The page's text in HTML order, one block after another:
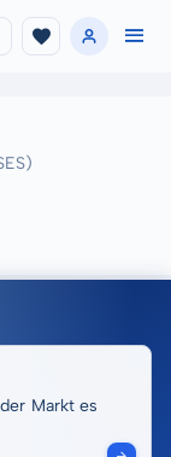
Markt es